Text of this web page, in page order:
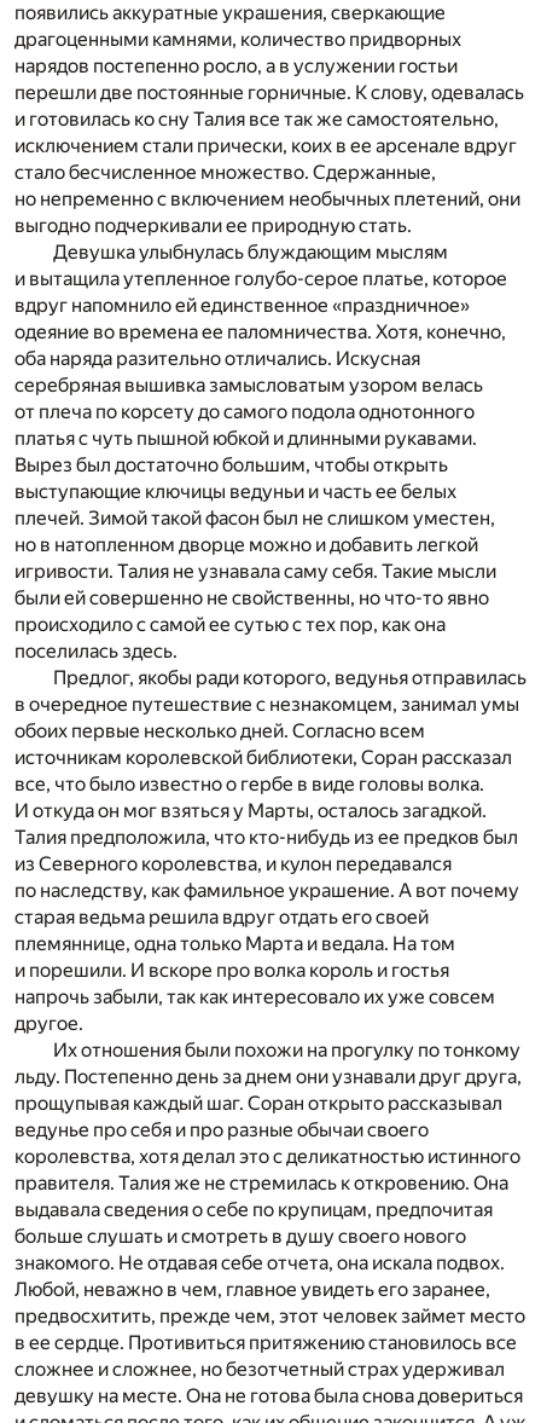
появились аккуратные украшения, сверкающие
драгоценными камнями, количество придворных
нарядов постепенно росло, а в услужении гостьи
перешли две постоянные горничные. К слову, одевалась
и готовилась ко сну Талия все так же самостоятельно,
исключением стали прически, коих в ее арсенале вдруг
стало бесчисленное множество. Сдержанные,
но непременно с включением необычных плетений, они
выгодно подчеркивали ее природную стать.
Девушка улыбнулась блуждающим мыслям
и вытащила утепленное голубо-серое платье, которое
вдруг напомнило ей единственное «праздничное»
одеяние во времена ее паломничества. Хотя, конечно,
оба наряда разительно отличались. Искусная
серебряная вышивка замысловатым узором велась
от плеча по корсету до самого подола однотонного
платья с чуть пышной юбкой и длинными рукавами.
Вырез был достаточно большим, чтобы открыть
выступающие ключицы ведуньи и часть ее белых
плечей. Зимой такой фасон был не слишком уместен,
но в натопленном дворце можно и добавить легкой
игривости. Талия не узнавала саму себя. Такие мысли
были ей совершенно не свойственны, но что-то явно
происходило с самой ее сутью с тех пор, как она
поселилась здесь.
Предлог, якобы ради которого, ведунья отправилась
в очередное путешествие с незнакомцем, занимал умы
обоих первые несколько дней. Согласно всем
источникам королевской библиотеки, Соран рассказал
все, что было известно о гербе в виде головы волка.
И откуда он мог взяться у Марты, осталось загадкой.
Талия предположила, что кто-нибудь из ее предков был
из Северного королевства, и кулон передавался
по наследству, как фамильное украшение. А вот почему
старая ведьма решила вдруг отдать его своей
племяннице, одна только Марта и ведала. На том
и порешили. И вскоре про волка король и гостья
напрочь забыли, так как интересовало их уже совсем
другое.
Их отношения были похожи на прогулку по тонкому
льду. Постепенно день за днем они узнавали друг друга,
прощупывая каждый шаг. Соран открыто рассказывал
ведунье про себя и про разные обычаи своего
королевства, хотя делал это с деликатностью истинного
правителя. Талия же не стремилась к откровению. Она
выдавала сведения о себе по крупицам, предпочитая
больше слушать и смотреть в душу своего нового
знакомого. Не отдавая себе отчета, она искала подвох.
Любой, неважно в чем, главное увидеть его заранее,
предвосхитить, прежде чем, этот человек займет место
в ее сердце. Противиться притяжению становилось все
сложнее и сложнее, но безотчетный страх удерживал
девушку на месте. Она не готова была снова довериться